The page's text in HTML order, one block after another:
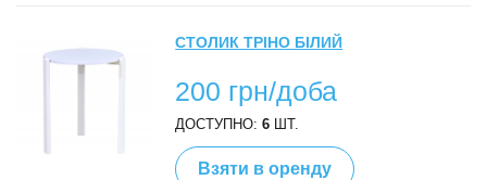
СТОЛИК ТРІНО БІЛИЙ
200 грн/доба
ДОСТУПНО:6 ШТ.
Взяти в оренду